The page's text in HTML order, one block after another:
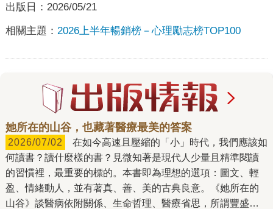
出版日： 2026/05/21
相關主題： 2026上半年暢銷榜－心理勵志榜TOP100
她所在的山谷，也藏著醫療最美的答案
2026/07/02
何讀書？讀什麼樣的書？見微知著是現代人少量且精準閱讀
的習慣裡，最重要的標的。本書即為理想的選項：圖文、輕
盈、情緒動人，並有著真、善、美的古典良意。《她所在的
山谷》談醫病依附關係、生命哲理、醫療省思，所謂豐盛與